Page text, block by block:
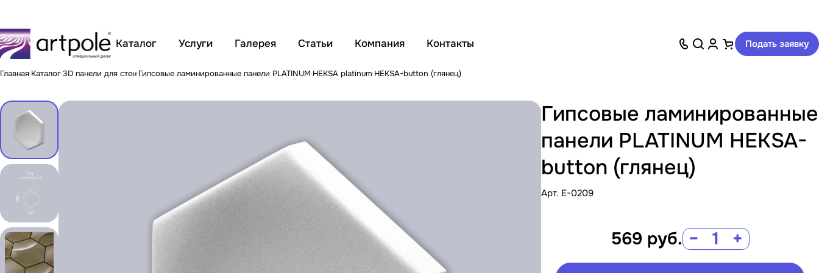
Каталог Услуги Галерея Статьи Компания Контакты Подать заявку
Главная Каталог3D панели для стен Гипсовые ламинированные панели PLATINUM HEKSA platinum HEKSA-button (глянец)
Гипсовые ламинированные
панели PLATINUM HEKSA-
button (глянец)
Арт. E-0209
569 руб. − +